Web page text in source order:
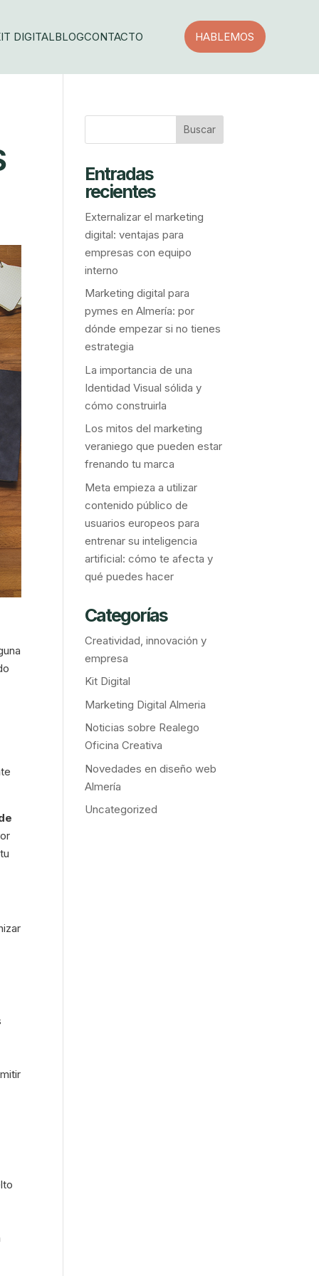
DIGITALBLOGCONTACTO HABLEMOS
Entradas
recientes
Externalizar el marketing
digital: ventajas para
empresas con equipo
interno
Marketing digital para
pymes en Almería: por
dónde empezar si no tienes
estrategia
La importancia de una
Identidad Visual sólida y
cómo construirla
Los mitos del marketing
veraniego que pueden estar
frenando tu marca
Meta empieza a utilizar
contenido público de
usuarios europeos para
entrenar su inteligencia
artificial: cómo te afecta y
qué puedes hacer
Categorías
Creatividad, innovación y
empresa
Kit Digital
Marketing Digital Almeria
Noticias sobre Realego
Oficina Creativa
Novedades en diseño web
Almería
Uncategorized